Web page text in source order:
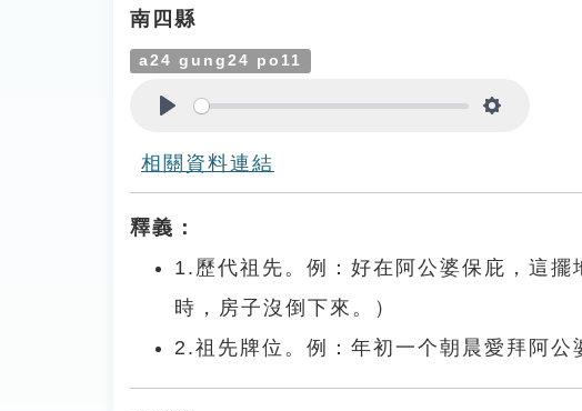
南四縣
a24 gung24 po11
相關資料連結
釋義：
1.歷代祖先。例：好在阿公婆保庇，這
時，房子沒倒下來。）
2.祖先牌位。例：年初一个朝晨愛拜阿公